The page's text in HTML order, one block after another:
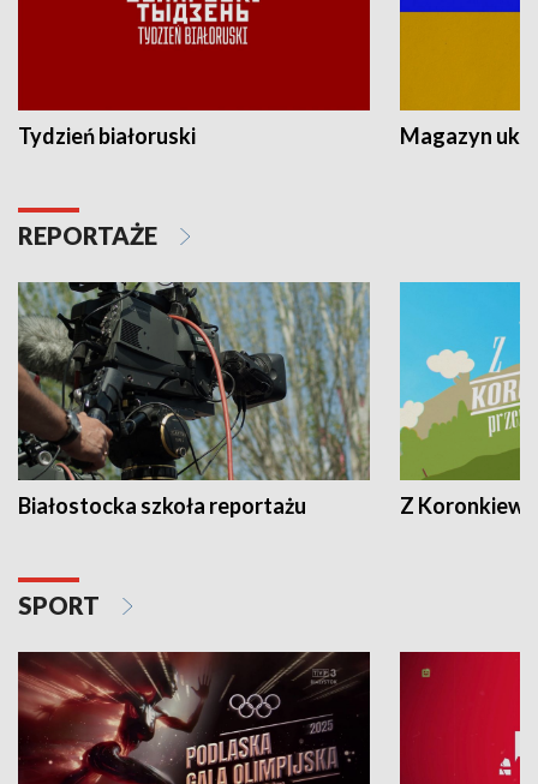
Tydzień białoruski Magazyn
REPORTAŻE
Białostocka szkoła reportażu Z
SPORT